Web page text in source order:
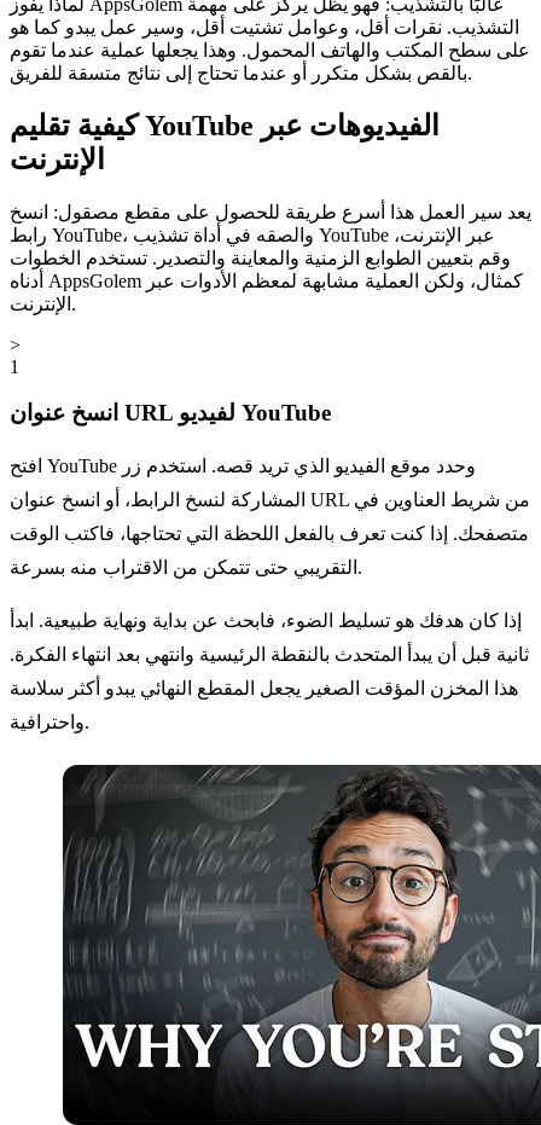
التشذيب. نقرات أقل، وعوامل تشتيت أقل، وسير عمل يبدو كما هو
على سطح المكتب والهاتف المحمول. وهذا يجعلها عملية عندما تقوم
بالقص بشكل متكرر أو عندما تحتاج إلى نتائج متسقة للفريق.
كيفية تقليم YouTube الفيديوهات عبر
الإنترنت
يعد سير العمل هذا أسرع طريقة للحصول على مقطع مصقول: انسخ
رابط YouTube، والصقه في أداة تشذيب YouTube عبر الإنترنت،
وقم بتعيين الطوابع الزمنية والمعاينة والتصدير. تستخدم الخطوات
أدناه AppsGolem كمثال، ولكن العملية مشابهة لمعظم الأدوات عبر
الإنترنت.
>
1
انسخ عنوان URL لفيديو YouTube
افتح YouTube وحدد موقع الفيديو الذي تريد قصه. استخدم زر
المشاركة لنسخ الرابط، أو انسخ عنوان URL من شريط العناوين في
متصفحك. إذا كنت تعرف بالفعل اللحظة التي تحتاجها، فاكتب الوقت
التقريبي حتى تتمكن من الاقتراب منه بسرعة.
إذا كان هدفك هو تسليط الضوء، فابحث عن بداية ونهاية طبيعية. ابدأ
ثانية قبل أن يبدأ المتحدث بالنقطة الرئيسية وانتهي بعد انتهاء الفكرة.
هذا المخزن المؤقت الصغير يجعل المقطع النهائي يبدو أكثر سلاسة
واحترافية.